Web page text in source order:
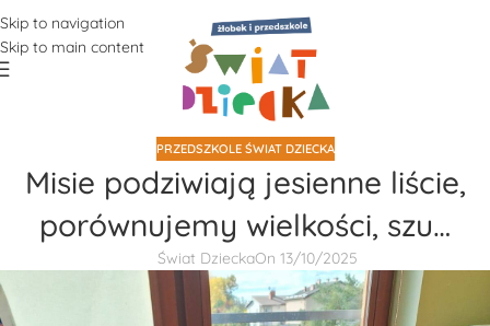
Skip to navigation
Skip to main content
PRZEDSZKOLE ŚWIAT DZIECKA
Misie podziwiają jesienne liście,
porównujemy wielkości, szu…
Świat DzieckaOn 13/10/2025